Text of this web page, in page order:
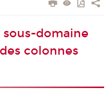
domaine
colonnes